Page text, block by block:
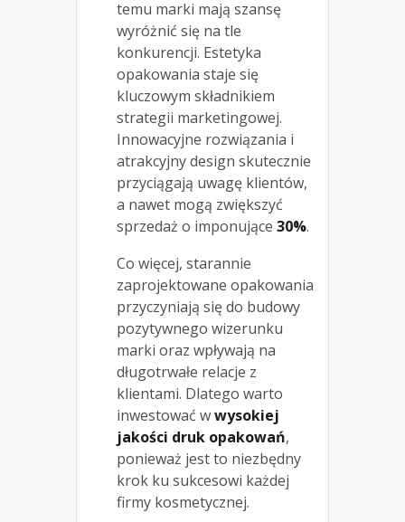
temu marki mają szansę
wyróżnić się na tle
konkurencji. Estetyka
opakowania staje się
kluczowym składnikiem
strategii marketingowej.
Innowacyjne rozwiązania i
atrakcyjny design skutecznie
przyciągają uwagę klientów,
a nawet mogą zwiększyć
sprzedaż o imponujące 30%.
Co więcej, starannie
zaprojektowane opakowania
przyczyniają się do budowy
pozytywnego wizerunku
marki oraz wpływają na
długotrwałe relacje z
klientami. Dlatego warto
inwestować wwysokiej
jakości druk opakowań,
ponieważ jest to niezbędny
krok ku sukcesowi każdej
firmy kosmetycznej.